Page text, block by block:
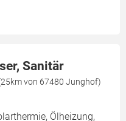
Sanitär
von 67480 Junghof)
Ölheizung,